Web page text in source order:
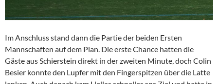
Im Anschluss stand dann die Partie der beiden Ersten
Mannschaften auf dem Plan. Die erste Chance hatten die
Gäste aus Schierstein direkt in der zweiten Minute, doch Colin
Besier konnte den Lupfer mit den Fingerspitzen über die Latte